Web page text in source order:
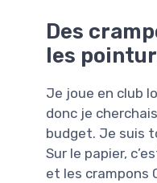
Des
les
Je joue en club
donc je
budget. Je suis
Sur le papier,
et les crampons